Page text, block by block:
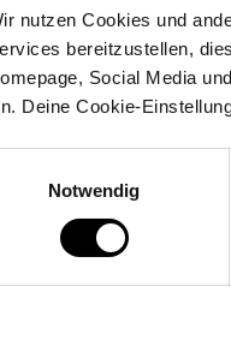
nutzen Cookies und
bereitzustellen,
Social Media
Deine Cookie-
Notwendig